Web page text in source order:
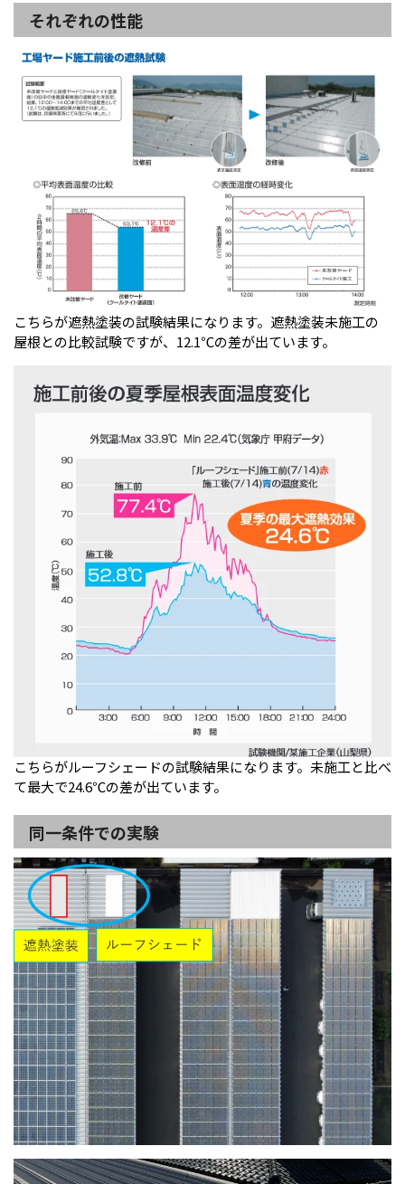
それぞれの性能
こちらが遮熱塗装の試験結果になります。遮熱塗装未施工の
屋根との比較試験ですが、12.1℃の差が出ています。
こちらがルーフシェードの試験結果になります。未施工と比べ
て最大で24.6℃の差が出ています。
同一条件での実験